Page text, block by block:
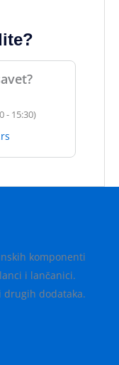
- 15:30)
komponenti
i lančanici.
drugih dodataka.